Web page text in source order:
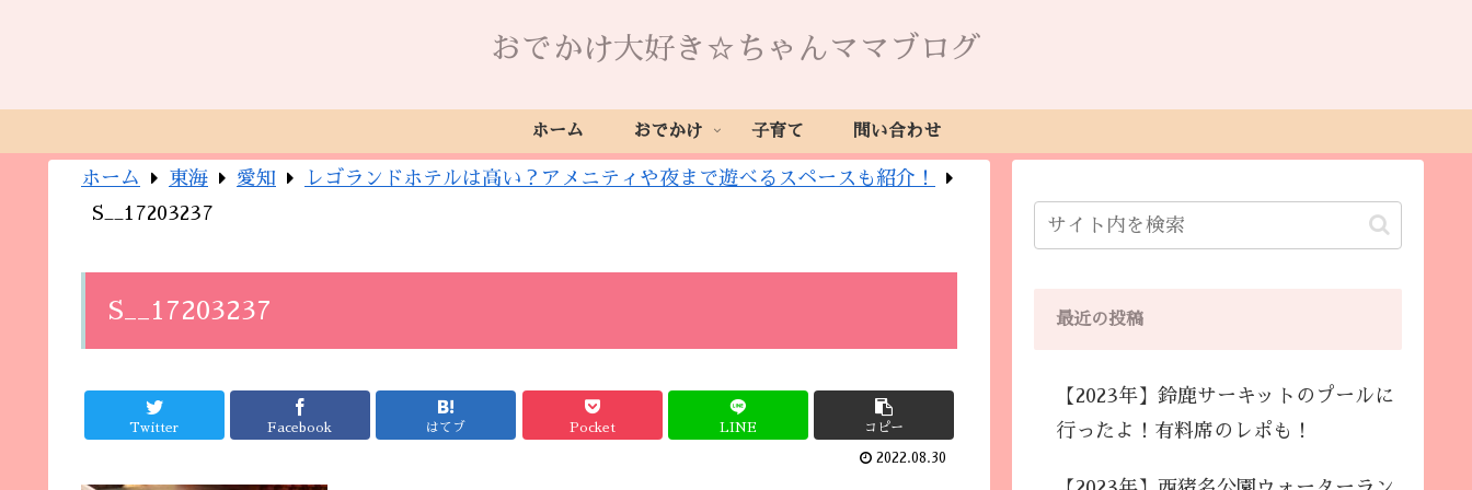
おでかけ大好き☆ちゃんママブログ
ホーム おでかけ 子育て 問い合わせ
ホーム 東海 愛知
レゴランドホテルは高い？アメニティや夜まで遊べるスペースも紹介！
S__17203237
S__17203237
Twitter Facebook はてブ Pocket LINE コピー
2022.08.30
最近の投稿
【2023年】鈴鹿サーキットのプールに
行ったよ！有料席のレポも！